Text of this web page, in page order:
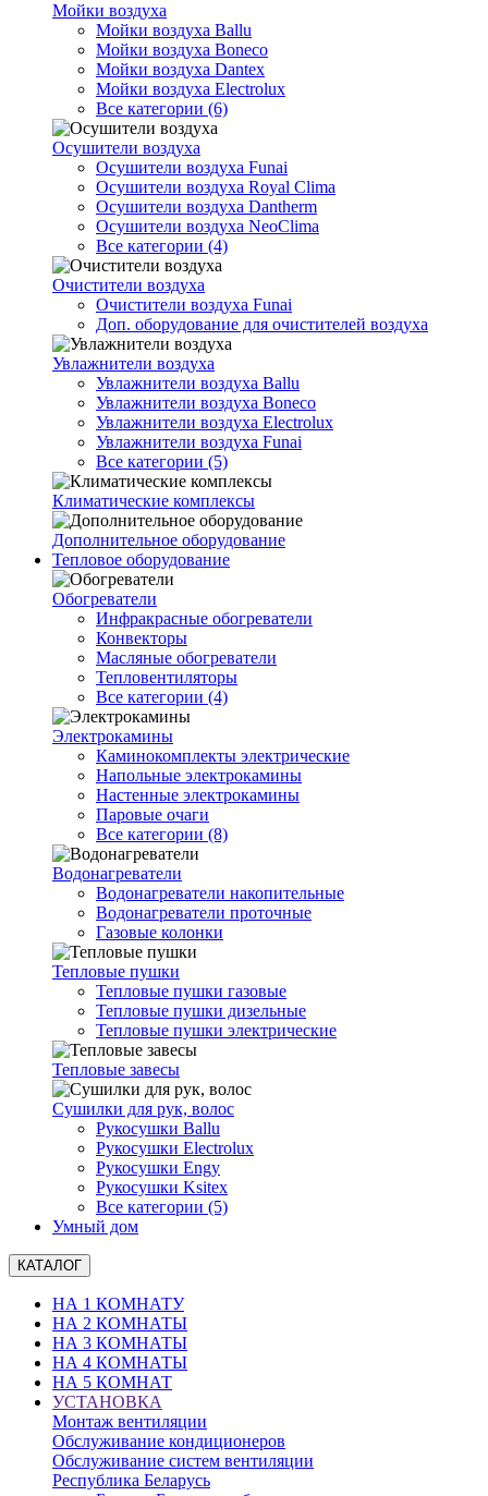
Мойки воздуха
Мойки воздуха Ballu
Мойки воздуха Boneco
Мойки воздуха Dantex
Мойки воздуха Electrolux
Все категории (6)
Осушители воздуха
Осушители воздуха Funai
Осушители воздуха Royal Clima
Осушители воздуха Dantherm
Осушители воздуха NeoClima
Все категории (4)
Очистители воздуха
Очистители воздуха Funai
Доп. оборудование для очистителей воздуха
Увлажнители воздуха
Увлажнители воздуха Ballu
Увлажнители воздуха Boneco
Увлажнители воздуха Electrolux
Увлажнители воздуха Funai
Все категории (5)
Климатические комплексы
Дополнительное оборудование
Тепловое оборудование
Обогреватели
Инфракрасные обогреватели
Конвекторы
Масляные обогреватели
Тепловентиляторы
Все категории (4)
Электрокамины
Каминокомплекты электрические
Напольные электрокамины
Настенные электрокамины
Паровые очаги
Все категории (8)
Водонагреватели
Водонагреватели накопительные
Водонагреватели проточные
Газовые колонки
Тепловые пушки
Тепловые пушки газовые
Тепловые пушки дизельные
Тепловые пушки электрические
Тепловые завесы
Сушилки для рук, волоc
Рукосушки Ballu
Рукосушки Electrolux
Рукосушки Engy
Рукосушки Ksitex
Все категории (5)
Умный дом
КАТАЛОГ
НА 1 КОМНАТУ
НА 2 КОМНАТЫ
НА 3 КОМНАТЫ
НА 4 КОМНАТЫ
НА 5 КОМНАТ
УСТАНОВКА
Монтаж вентиляции
Обслуживание кондиционеров
Обслуживание систем вентиляции
Республика Беларусь